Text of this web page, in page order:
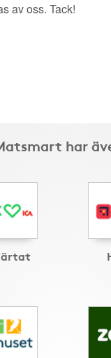
av oss. Tack!
har